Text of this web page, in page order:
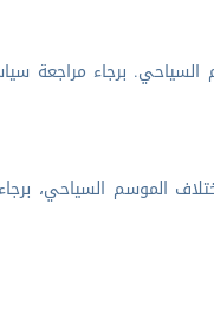
برجاء مراجعة
الموسم السياحي،